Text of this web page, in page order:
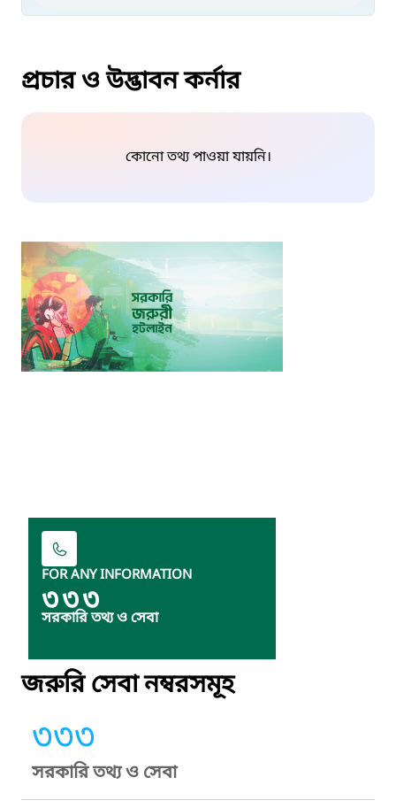
প্রচার ও উদ্ভাবন কর্নার
কোনো তথ্য পাওয়া যায়নি।
FOR ANY INFORMATION
৩৩৩
সরকারি তথ্য ও সেবা
জরুরি সেবা নম্বরসমূহ
৩৩৩
সরকারি তথ্য ও সেবা